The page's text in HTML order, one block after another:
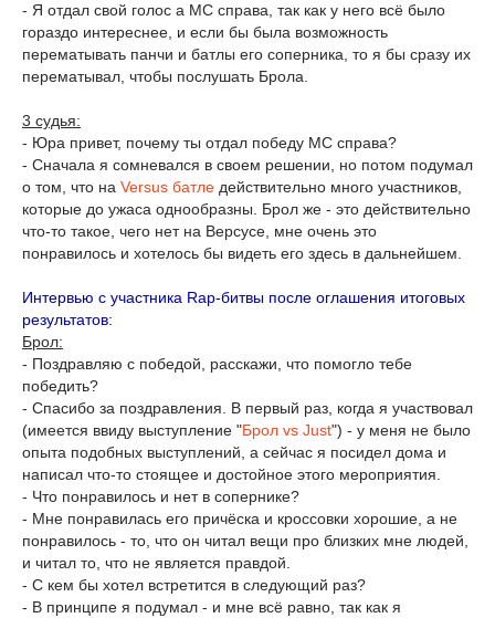
- Я отдал свой голос а МС справа, так как у него всё было
гораздо интереснее, и если бы была возможность
перематывать панчи и батлы его соперника, то я бы сразу их
перематывал, чтобы послушать Брола.
3 судья:
- Юра привет, почему ты отдал победу МС справа?
- Сначала я сомневался в своем решении, но потом подумал
о том, что на Versus батле действительно много участников,
которые до ужаса однообразны. Брол же - это действительно
что-то такое, чего нет на Версусе, мне очень это
понравилось и хотелось бы видеть его здесь в дальнейшем.
Интервью с участника Rap-битвы после оглашения итоговых
результатов:
Брол:
- Поздравляю с победой, расскажи, что помогло тебе
победить?
- Спасибо за поздравления. В первый раз, когда я участвовал
(имеется ввиду выступление "Брол vs Just") - у меня не было
опыта подобных выступлений, а сейчас я посидел дома и
написал что-то стоящее и достойное этого мероприятия.
- Что понравилось и нет в сопернике?
- Мне понравилась его причёска и кроссовки хорошие, а не
понравилось - то, что он читал вещи про близких мне людей,
и читал то, что не является правдой.
- С кем бы хотел встретится в следующий раз?
- В принципе я подумал - и мне всё равно, так как я